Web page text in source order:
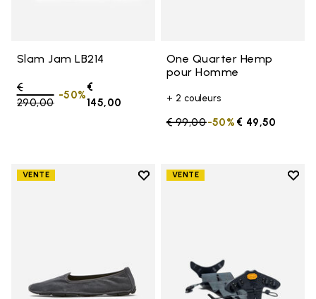
Slam Jam LB214
Price reduced from
€
290,00to
€
145,00
-50%
One Quarter Hemp
pour Homme
+ 2 couleurs
Price reduced from
€ 99,00to € 49,50
-50%
VENTE
Add to wishlist
VENTE
Add